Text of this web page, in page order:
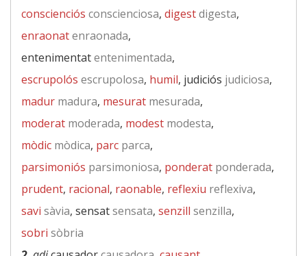
conscienciós conscienciosa, digestdigesta,
enraonatenraonada,
entenimentatentenimentada,
escrupolós escrupolosa, humil, judiciós judiciosa,
madur madura, mesurat mesurada,
moderat moderada, modest modesta,
mòdic mòdica, parc parca,
parsimoniós parsimoniosa, ponderat ponderada,
prudent, racional, raonable, reflexiu reflexiva,
savi sàvia, sensatsensata, senzill senzilla,
sobri sòbria